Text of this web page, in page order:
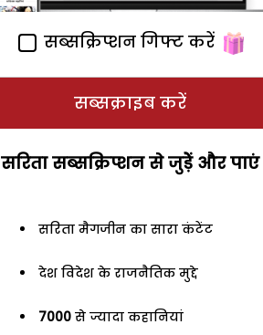
सब्सक्रिप्शन गिफ्ट करें
सब्सक्राइब करें
सरिता सब्सक्रिप्शन से जुड़ेें और पाएं
सरिता मैगजीन का सारा कंटेंट
देश विदेश के राजनैतिक मुद्दे
7000 से ज्यादा कहानियां